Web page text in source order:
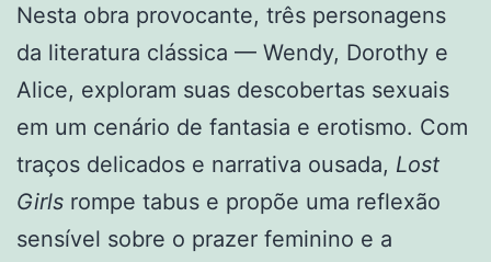
Nesta obra provocante, três personagens
da literatura clássica — Wendy, Dorothy e
Alice, exploram suas descobertas sexuais
em um cenário de fantasia e erotismo. Com
traços delicados e narrativa ousada, Lost
Girls rompe tabus e propõe uma reflexão
sensível sobre o prazer feminino e a